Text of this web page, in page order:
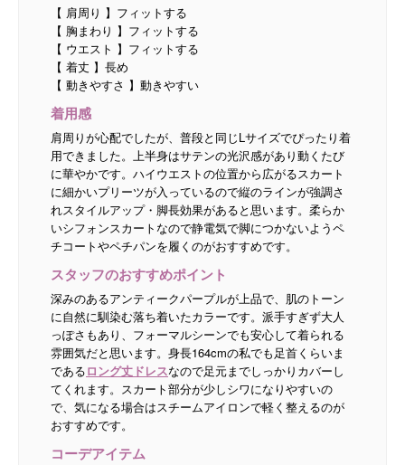
【 肩周り 】フィットする
【 胸まわり 】フィットする
【 ウエスト 】フィットする
【 着丈 】長め
【 動きやすさ 】動きやすい
着用感
肩周りが心配でしたが、普段と同じLサイズでぴったり着
用できました。上半身はサテンの光沢感があり動くたび
に華やかです。ハイウエストの位置から広がるスカート
に細かいプリーツが入っているので縦のラインが強調さ
れスタイルアップ・脚長効果があると思います。柔らか
いシフォンスカートなので静電気で脚につかないようペ
チコートやペチパンを履くのがおすすめです。
スタッフのおすすめポイント
深みのあるアンティークパープルが上品で、肌のトーン
に自然に馴染む落ち着いたカラーです。派手すぎず大人
っぽさもあり、フォーマルシーンでも安心して着られる
雰囲気だと思います。身長164cmの私でも足首くらいま
であるロング丈ドレスなので足元までしっかりカバーし
てくれます。スカート部分が少しシワになりやすいの
で、気になる場合はスチームアイロンで軽く整えるのが
おすすめです。
コーデアイテム